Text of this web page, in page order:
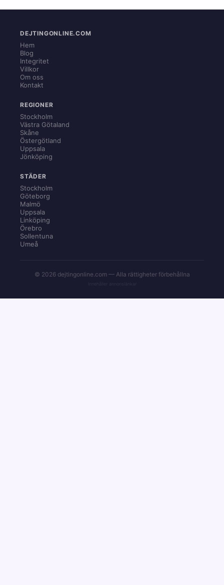
DEJTINGONLINE.COM
Hem
Blog
Integritet
Villkor
Om oss
Kontakt
REGIONER
Stockholm
Västra Götaland
Skåne
Östergötland
Uppsala
Jönköping
STÄDER
Stockholm
Göteborg
Malmö
Uppsala
Linköping
Örebro
Sollentuna
Umeå
© 2026 dejtingonline.com — Alla rättigheter förbehållna